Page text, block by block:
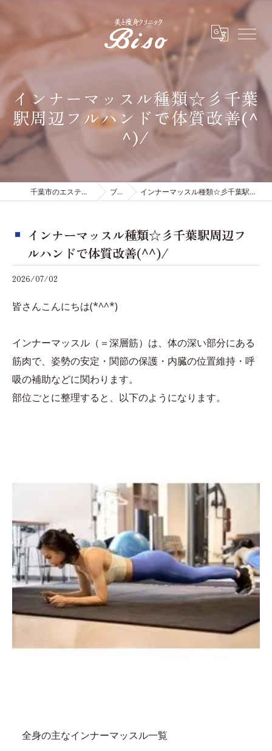
インナーマッスル種類☆彡千葉
駅周辺フルハンドで体質改善(^
^)/
千葉市のエステは有限会社ビソウ ブログ インナーマッスル種類☆彡千葉駅周辺フルハンドで体質改善(^^)/
インナーマッスル種類☆彡千葉駅周辺フ
ルハンドで体質改善(^^)/
2026/07/02
皆さんこんにちは(*^^*)
インナーマッスル（＝深層筋）は、体の深い部分にある
筋肉で、姿勢の安定・関節の保護・内臓の位置維持・呼
吸の補助などに関わります。
部位ごとに整理すると、以下のようになります。
全身の主なインナーマッスル一覧